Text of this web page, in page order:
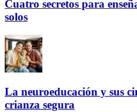
Cuatro secretos para
solos
La neuroeducación y sus
crianza segura